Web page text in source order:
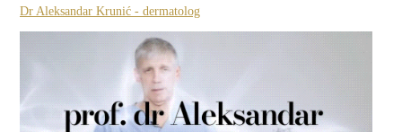
Dr Aleksandar Krunić - dermatolog